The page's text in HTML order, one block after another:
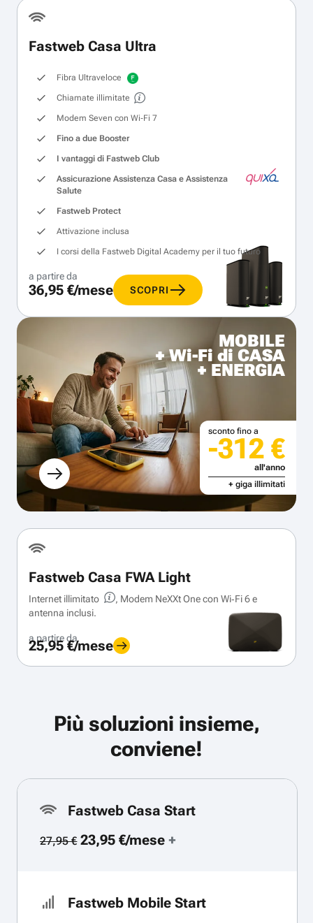
Fastweb Casa Ultra
Fibra Ultraveloce
Chiamate illimitate
Modem Seven con Wi‑Fi 7
Fino a due Booster
I vantaggi di Fastweb Club
Assicurazione Assistenza Casa e Assistenza
Salute
Fastweb Protect
Attivazione inclusa
I corsi della Fastweb Digital Academy per il tuo futuro
a partire da
36,95 €/mese SCOPRI
MOBILE
+ Wi-Fi di CASA
+ ENERGIA
sconto fino a
-312 €
all'anno
+ giga illimitati
Fastweb Casa FWA Light
Internet illimitato
, Modem NeXXt One con Wi‑Fi 6 e
antenna inclusi.
a partire da
25,95 €/mese
Più soluzioni insieme,
conviene!
Fastweb Casa Start
27,95 €23,95 €/mese+
Fastweb Mobile Start